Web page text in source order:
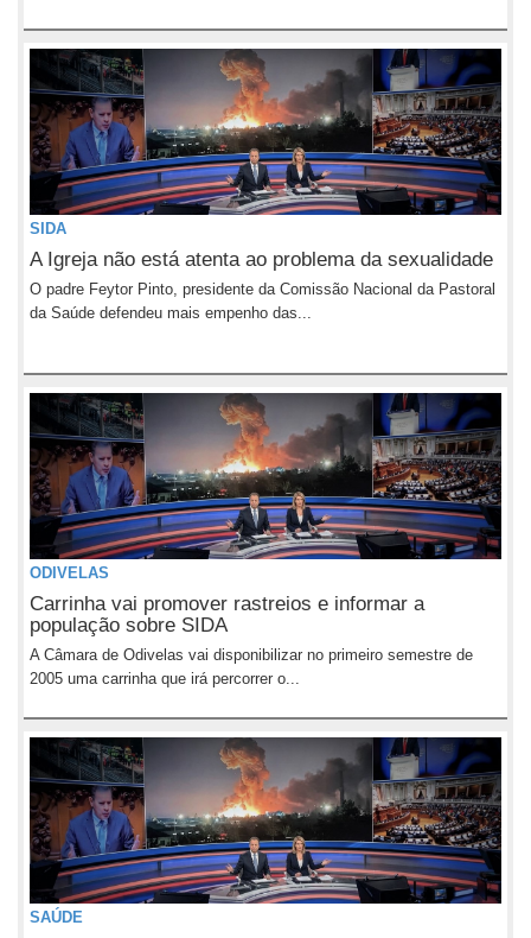
SIDA
A Igreja não está atenta ao problema da sexualidade
O padre Feytor Pinto, presidente da Comissão Nacional da Pastoral
da Saúde defendeu mais empenho das...
ODIVELAS
Carrinha vai promover rastreios e informar a
população sobre SIDA
A Câmara de Odivelas vai disponibilizar no primeiro semestre de
2005 uma carrinha que irá percorrer o...
SAÚDE